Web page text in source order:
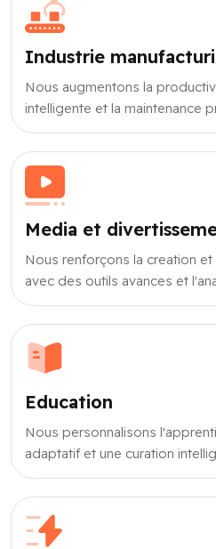
Industrie
Nous augmentons la
intelligente et la maintenance
Media et
Nous renforçons la creation
avec des outils avances et
Education
Nous personnalisons
adaptatif et une curation